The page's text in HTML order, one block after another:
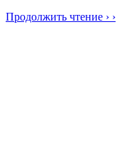
Продолжить чтение › ›